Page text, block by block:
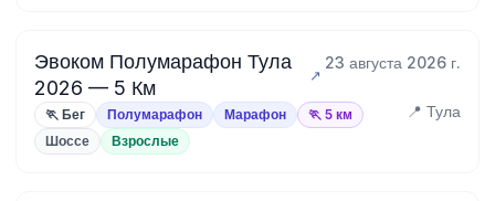
Эвоком Полумарафон Тула
2026 — 5 Км
23 августа 2026 г.
🏃 Бег Полумарафон Марафон 🏃 5 км 📍 Тула
Шоссе Взрослые